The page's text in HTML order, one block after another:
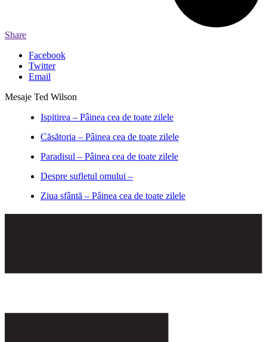
Share
Facebook
Twitter
Email
Mesaje Ted Wilson
Ispitirea – Pâinea cea de toate zilele
Căsătoria – Pâinea cea de toate zilele
Paradisul – Pâinea cea de toate zilele
Despre sufletul omului –
Ziua sfântă – Pâinea cea de toate zilele